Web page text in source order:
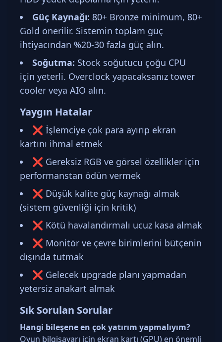
Güç Kaynağı: 80+ Bronze minimum, 80+
Gold önerilir. Sistemin toplam güç
ihtiyacından %20-30 fazla güç alın.
Soğutma: Stock soğutucu çoğu CPU
için yeterli. Overclock yapacaksanız tower
cooler veya AIO alın.
Yaygın Hatalar
❌ İşlemciye çok para ayırıp ekran
kartını ihmal etmek
❌ Gereksiz RGB ve görsel özellikler için
performanstan ödün vermek
❌ Düşük kalite güç kaynağı almak
(sistem güvenliği için kritik)
❌ Kötü havalandırmalı ucuz kasa almak
❌ Monitör ve çevre birimlerini bütçenin
dışında tutmak
❌ Gelecek upgrade planı yapmadan
yetersiz anakart almak
Sık Sorulan Sorular
Hangi bileşene en çok yatırım yapmalıyım?
Oyun bilgisayarı için ekran kartı (GPU) en önemli